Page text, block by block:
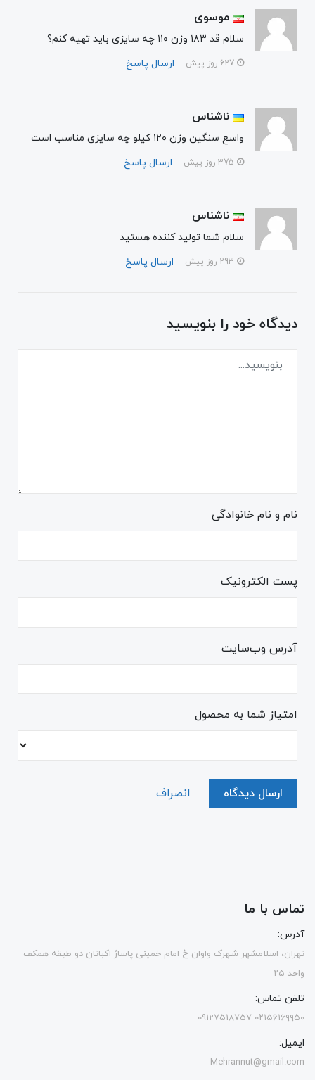
موسوی
سلام قد ۱۸۳ وزن ۱۱۰ چه سایزی باید تهیه کنم؟
ارسال پاسخ
ناشناس
واسع سنگین وزن ۱۲۰ کیلو چه سایزی مناسب است
ارسال پاسخ
ناشناس
سلام شما تولید کننده هستید
ارسال پاسخ
دیدگاه خود را بنویسید
نام و نام خانوادگی
پست الکترونیک
آدرس وب‌سایت
امتیاز شما به محصول
ارسال دیدگاه انصراف
تماس با ما
آدرس:
تهران، اسلامشهر شهرک واوان خ امام خمینی پاساژ اکباتان دو طبقه همکف
واحد ۲۵
تلفن تماس:
۰۲۱۵۶۱۶۹۹۵۰ 09127518757
ایمیل:
Mehrannut@gmail.com